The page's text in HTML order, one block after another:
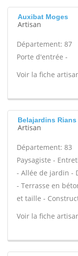
Auxibat Moges
Artisan
Département: 87
Porte d'entrée -
Voir la fiche
Belajardins Rians
Artisan
Département: 83
Paysagiste -
- Allée de jardin -
- Terrasse en
et taille -
Voir la fiche